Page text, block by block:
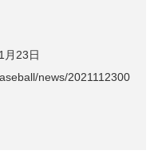
月23日
news/2021112300